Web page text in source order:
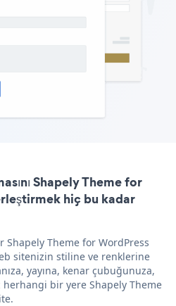
Shapely Theme for
hiç bu kadar
Shapely Theme for WordPress
sitenizin stiline ve renklerine
yayına, kenar çubuğunuza,
bir yere Shapely Theme